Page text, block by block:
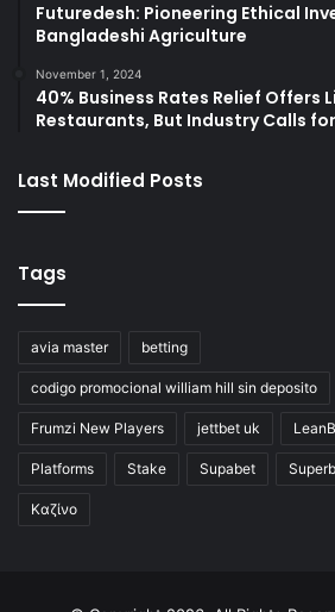
Futuredesh: Pioneering Ethical
Bangladeshi Agriculture
November 1, 2024
40% Business Rates Relief Offers
Restaurants, But Industry Calls
Last Modified Posts
Tags
avia master betting
codigo promocional william hill sin deposito
Frumzi New Players jettbet uk
Platforms Stake Supabet
Καζίνο